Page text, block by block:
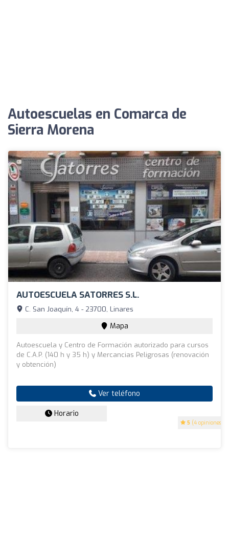
Autoescuelas en Comarca de
Sierra Morena
AUTOESCUELA SATORRES S.L.
5 (4 opiniones)
C. San Joaquín, 4 - 23700, Linares
Mapa
Autoescuela y Centro de Formación autorizado para cursos
de C.A.P. (140 h y 35 h) y Mercancias Peligrosas (renovación
y obtención)
Ver teléfono
Horario